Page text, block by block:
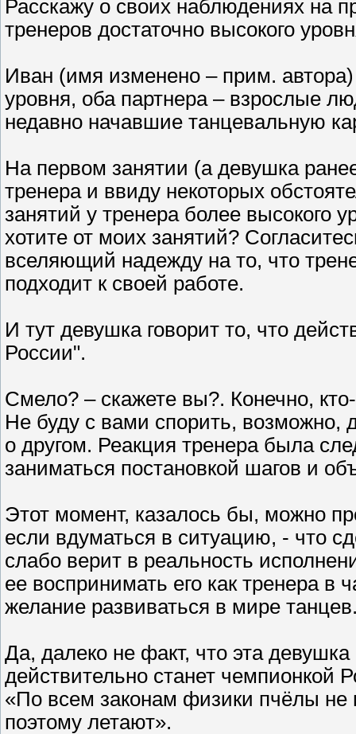
Расскажу о своих наблюдениях на
тренеров достаточно высокого
Иван (имя изменено – прим.
уровня, оба партнера – взрослые
недавно начавшие танцевальную
На первом занятии (а девушка
тренера и ввиду некоторых
занятий у тренера более высокого
хотите от моих занятий?
вселяющий надежду на то, что
подходит к своей работе.
И тут девушка говорит то, что
России".
Смело? – скажете вы?. Конечно,
Не буду с вами спорить, возможно,
о другом. Реакция тренера была
заниматься постановкой шагов и
Этот момент, казалось бы, можно
если вдуматься в ситуацию, - что
слабо верит в реальность
ее воспринимать его как тренера в
желание развиваться в мире
Да, далеко не факт, что эта девушка
действительно станет чемпионкой
«По всем законам физики пчёлы не
поэтому летают».